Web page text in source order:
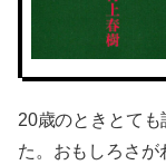
20歳のときとて
た。おもしろさが